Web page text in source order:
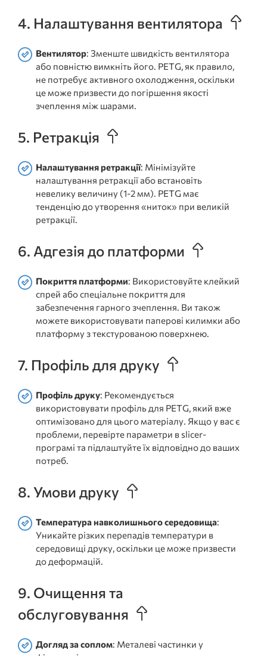
4. Налаштування вентилятора
Вентилятор: Зменште швидкість вентилятора
або повністю вимкніть його. PETG, як правило,
не потребує активного охолодження, оскільки
це може призвести до погіршення якості
зчеплення між шарами.
5. Ретракція
Налаштування ретракції: Мінімізуйте
налаштування ретракції або встановіть
невелику величину (1-2 мм). PETG має
тенденцію до утворення «ниток» при великій
ретракції.
6. Адгезія до платформи
Покриття платформи: Використовуйте клейкий
спрей або спеціальне покриття для
забезпечення гарного зчеплення. Ви також
можете використовувати паперові килимки або
платформу з текстурованою поверхнею.
7. Профіль для друку
Профіль друку: Рекомендується
використовувати профіль для PETG, який вже
оптимізовано для цього матеріалу. Якщо у вас є
проблеми, перевірте параметри в slicer-
програмі та підлаштуйте їх відповідно до ваших
потреб.
8. Умови друку
Температура навколишнього середовища:
Уникайте різких перепадів температури в
середовищі друку, оскільки це може призвести
до деформацій.
9. Очищення та
обслуговування
Догляд за соплом: Металеві частинки у